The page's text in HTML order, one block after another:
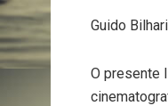
Guido
O presente